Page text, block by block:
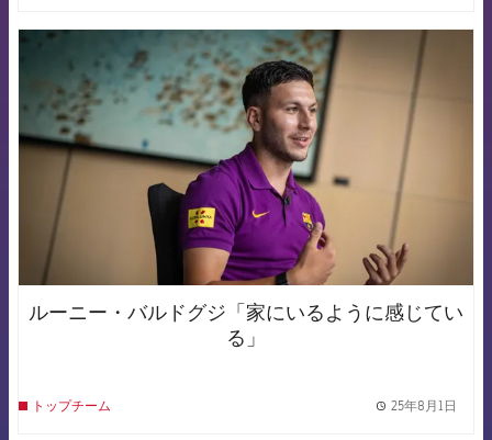
FCB Barcelona badge
ルーニー・バルドグジ「家にいるように感じてい
る」
トップチーム 25年8月1日